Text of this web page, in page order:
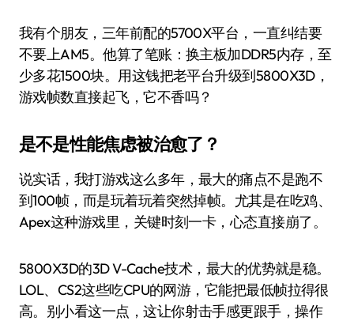
我有个朋友，三年前配的5700X平台，一直纠结要
不要上AM5。他算了笔账：换主板加DDR5内存，至
少多花1500块。用这钱把老平台升级到5800X3D，
游戏帧数直接起飞，它不香吗？
是不是性能焦虑被治愈了？
说实话，我打游戏这么多年，最大的痛点不是跑不
到100帧，而是玩着玩着突然掉帧。尤其是在吃鸡、
Apex这种游戏里，关键时刻一卡，心态直接崩了。
5800X3D的3D V-Cache技术，最大的优势就是稳。
LOL、CS2这些吃CPU的网游，它能把最低帧拉得很
高。别小看这一点，这让你射击手感更跟手，操作